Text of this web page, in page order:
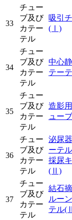
33
チュー
ブ及び
カテー
テル
吸引
(Ⅰ)
34
チュー
ブ及び
カテー
テル
中心
テー
35
チュー
ブ及び
カテー
テル
造影
ューブ
36
チュー
ブ及び
カテー
テル
泌尿
ーテ
採尿
(Ⅱ)
37
チュー
ブ及び
カテー
テル
結石
ルー
テル